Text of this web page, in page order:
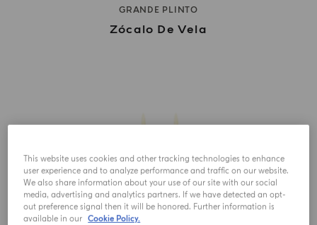
GRANDE PLINTO
Zócalo De Vela
This website uses cookies and other tracking technologies to enhance
user experience and to analyze performance and traffic on our website.
We also share information about your use of our site with our social
media, advertising and analytics partners. If we have detected an opt-
out preference signal then it will be honored. Further information is
available in our Cookie Policy.